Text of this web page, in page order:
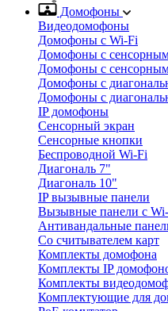
Домофоны
Видеодомофоны
Домофоны с Wi-Fi
Домофоны с
Домофоны с
Домофоны с
Домофоны с
IP домофоны
Сенсорный экран
Сенсорные кнопки
Беспроводной Wi-Fi
Диагональ 7"
Диагональ 10"
IP вызывные панели
Вызывные панели с
Антивандальные
Со считывателем карт
Комплекты домофона
Комплекты IP
Комплекты
Комплектующие для